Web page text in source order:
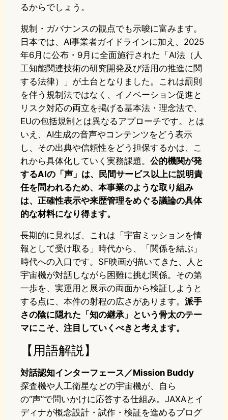
るからでしょう。
規制・ガバナンスの観点でも示唆に富みます。
日本では、AI事業者ガイドラインに加え、2025
年6月に公布・9月に全面施行された「AI法（人
工知能関連技術の研究開発及び活用の推進に関
する法律）」が土台となりました。これは罰則
を伴う規制法ではなく、イノベーション促進と
リスク対応の両立を掲げる基本法・理念法で、
EUの包括規制とは異なるアプローチです。とは
いえ、AI生成の音声やコンテンツをどう表示
し、その出典や信頼性をどう担保するかは、こ
れから具体化していく実務課題。 公的機関が発
するAIの「声」は、民間サービス以上に説明責
任を問われるため、本事業のような取り組み
は、正確性表示や来歴管理をめぐる議論の具体
的な材料になり得ます。
長期的に見れば、これは「宇宙ミッションを情
報として受け取る」時代から、「関係を結ぶ」
時代への入口です。SF映画が描いてきた、人と
宇宙機が対話しながら困難に挑む関係。その第
一歩を、実運用と展示の両面から検証しようと
する点に、本件の射程の広さがあります。 派手
さの陰に隠れた「知の継承」という骨太のテー
マにこそ、注目していくべきと考えます。
【用語解説】
対話認知インターフェース／Mission Buddy
探査機や人工衛星などの宇宙機が、自ら
の“声”で問いかけに応答する仕組み。JAXAとイ
ディナが概念設計・試作・検証を進めるプログ